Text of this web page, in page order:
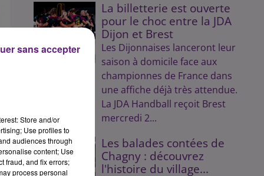
La billetterie est ouverte
pour le choc entre la JDA
Dijon et Brest
Les Dijonnaises lanceront leur
saison à domicile face aux
championnes de France dans
une affiche déjà très attendue.
La JDA Handball reçoit Brest
mercredi 2...
Les balades contées de
Chagny : découvrez
l'histoire du village...
Store and/or
Use profiles to
audiences through
content; Use
fraud, and fix errors;
process personal
sans accepter